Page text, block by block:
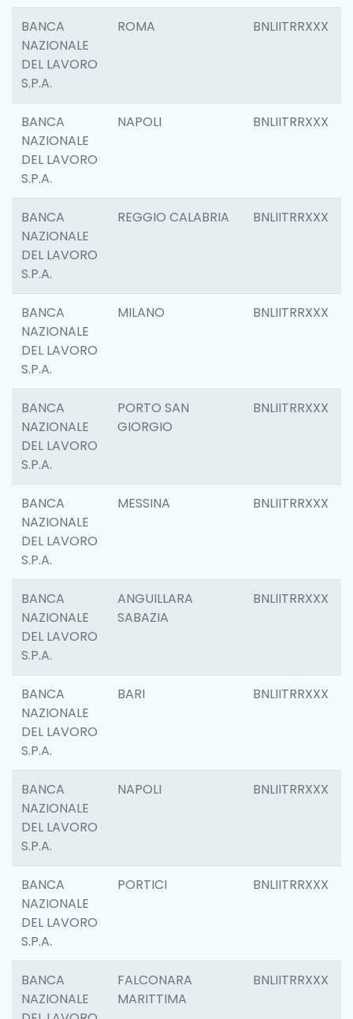
BANCA
NAZIONALE
DEL LAVORO
S.P.A.
ROMA BNLIITRRXXX
BANCA
NAZIONALE
DEL LAVORO
S.P.A.
NAPOLI BNLIITRRXXX
BANCA
NAZIONALE
DEL LAVORO
S.P.A.
REGGIO CALABRIA BNLIITRRXXX
BANCA
NAZIONALE
DEL LAVORO
S.P.A.
MILANO BNLIITRRXXX
BANCA
NAZIONALE
DEL LAVORO
S.P.A.
PORTO SAN
GIORGIO
BNLIITRRXXX
BANCA
NAZIONALE
DEL LAVORO
S.P.A.
MESSINA BNLIITRRXXX
BANCA
NAZIONALE
DEL LAVORO
S.P.A.
ANGUILLARA
SABAZIA
BNLIITRRXXX
BANCA
NAZIONALE
DEL LAVORO
S.P.A.
BARI BNLIITRRXXX
BANCA
NAZIONALE
DEL LAVORO
S.P.A.
NAPOLI BNLIITRRXXX
BANCA
NAZIONALE
DEL LAVORO
S.P.A.
PORTICI BNLIITRRXXX
BANCA
NAZIONALE
FALCONARA
MARITTIMA
BNLIITRRXXX